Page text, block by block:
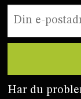
Har du